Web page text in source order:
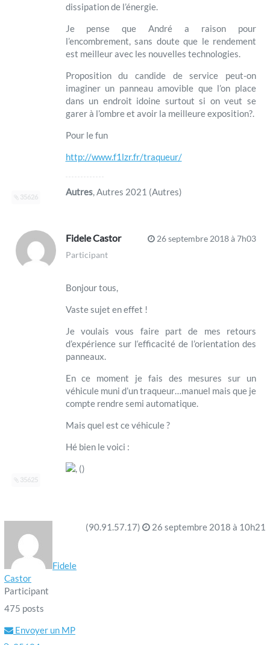
35626
dissipation de l’énergie.
Je pense que André a raison pour
l’encombrement, sans doute que le rendement
est meilleur avec les nouvelles technologies.
Proposition du candide de service peut-on
imaginer un panneau amovible que l’on place
dans un endroit idoine surtout si on veut se
garer à l’ombre et avoir la meilleure exposition?.
Pour le fun
http://www.f1lzr.fr/traqueur/
Autres, Autres 2021 (Autres)
26 septembre 2018 à 7h03
Fidele Castor
Participant
35625
Bonjour tous,
Vaste sujet en effet !
Je voulais vous faire part de mes retours
d’expérience sur l‘efficacité de l’orientation des
panneaux.
En ce moment je fais des mesures sur un
véhicule muni d’un traqueur…manuel mais que je
compte rendre semi automatique.
Mais quel est ce véhicule ?
Hé bien le voici :
, ()
(90.91.57.17) 26 septembre 2018 à 10h21
Fidele
Castor
Participant
475 posts
Envoyer un MP